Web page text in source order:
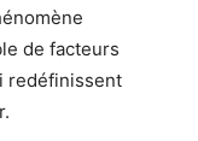
de facteurs
redéfinissent